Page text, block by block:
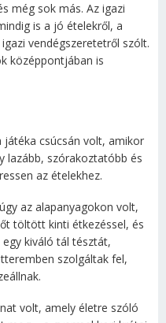
még sok más. Az igazi
is a jó ételekről, a
vendégszeretetről szólt.
középpontjában is
játéka csúcsán volt, amikor
lazább, szórakoztatóbb és
az ételekhez.
az alapanyagokon volt,
töltött kinti étkezéssel, és
kiváló tál tésztát,
szolgáltak fel,
volt, amely életre szóló